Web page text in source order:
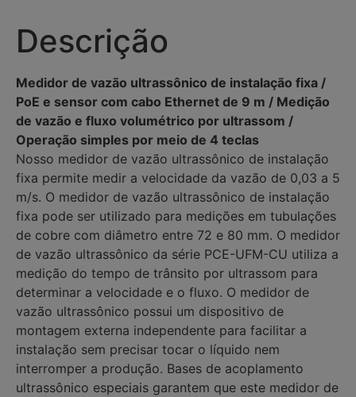
Descrição
Medidor de vazão ultrassônico de instalação fixa /
PoE e sensor com cabo Ethernet de 9 m / Medição
de vazão e fluxo volumétrico por ultrassom /
Operação simples por meio de 4 teclas
Nosso medidor de vazão ultrassônico de instalação
fixa permite medir a velocidade da vazão de 0,03 a 5
m/s. O medidor de vazão ultrassônico de instalação
fixa pode ser utilizado para medições em tubulações
de cobre com diâmetro entre 72 e 80 mm. O medidor
de vazão ultrassônico da série PCE-UFM-CU utiliza a
medição do tempo de trânsito por ultrassom para
determinar a velocidade e o fluxo. O medidor de
vazão ultrassônico possui um dispositivo de
montagem externa independente para facilitar a
instalação sem precisar tocar o líquido nem
interromper a produção. Bases de acoplamento
ultrassônico especiais garantem que este medidor de